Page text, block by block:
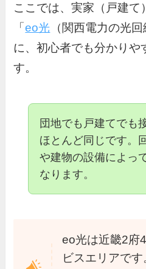
ここでは、実家（戸建て
「eo光 （関西電力の光
に、初心者でも分かりや
す。
団地でも戸建てでも
ほとんど同じです。
や建物の設備によっ
なります。
eo光は近畿2府
ビスエリアで